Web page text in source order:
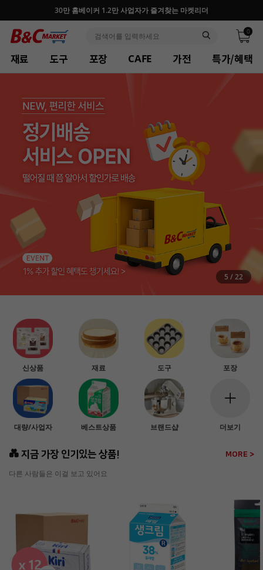
30만 홈베이커 1.2만 사업자가 즐겨찾는 마켓리더
0
재료 도구 포장 CAFE 가전 특가/혜택
6 /22
신상품 재료 도구 포장
대량/사업자 베스트상품 브랜드샵 더보기
💑 지금 가장 인기있는 상품! MORE >
다른 사람들은 이걸 보고 있어요